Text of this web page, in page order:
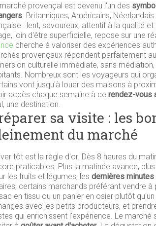
provençal est devenu l'un des
. Britanniques, Américains,
: lent, savoureux, attentif à la qualité
loin d'être superficielle, repose sur une
cherche à valoriser des expériences
provençaux répondent parfaitement
culturelle immédiate, sans
Nombreux sont les voyageurs qui
vont jusqu'à louer des maisons à
accès chaque semaine à ce rendez-vous
une destination.
sa visite : les
du marché
tôt est la règle d'or. Dès 8 heures du
praticables. Plus la matinée avance,
les fruits et légumes, les dernières
certains marchands préférant vendre
en tissu ou un panier en osier plutôt
avec les petits producteurs, et
qui enrichissent l'expérience. Le